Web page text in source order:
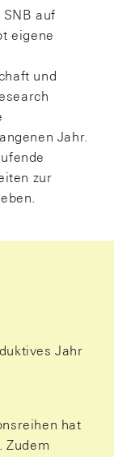
auf
eigene
und
Jahr.
zur
Jahr
hat
Zudem